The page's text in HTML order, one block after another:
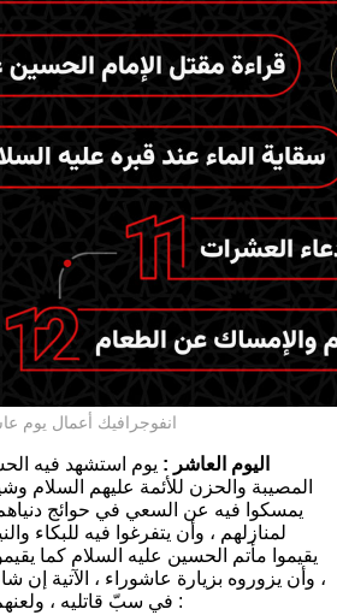
انفوجرافيك أعمال يوم
اليوم العاشر : يوم استشهد فيه
المصيبة والحزن للأئمة عليهم السلام
يمسكوا فيه عن السعي في حوائج دنياهم
لمنازلهم ، وأن يتفرغوا فيه للبكاء
يقيموا مأتم الحسين عليه السلام كما
، وأن يزوروه بزيارة عاشوراء ، الآتية إن
في سبّ قاتليه ، ولعنهم وليعزّ بعضهم بعضاً قائلا :